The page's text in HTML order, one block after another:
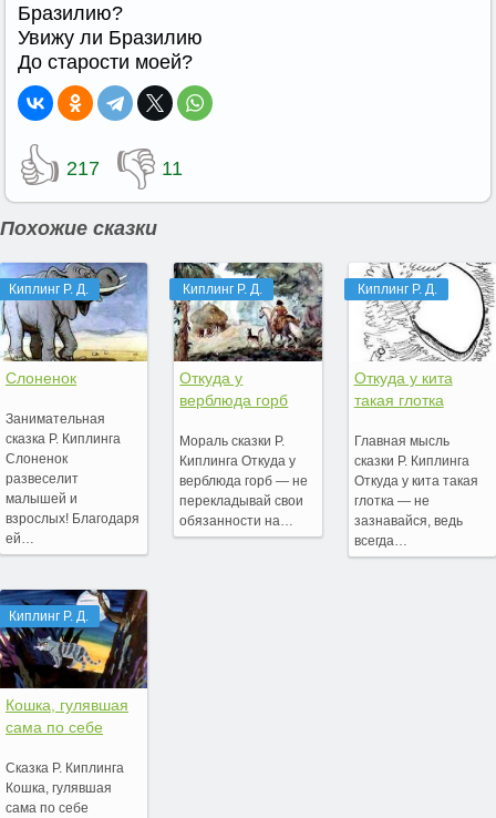
Бразилию?
Увижу ли Бразилию
До старости моей?
👍 217 👎 11
Похожие сказки
Киплинг Р. Д.
Слоненок
Занимательная
сказка Р. Киплинга
Слоненок
развеселит
малышей и
взрослых! Благодаря
ей…
Киплинг Р. Д.
Кошка, гулявшая
сама по себе
Сказка Р. Киплинга
Кошка, гулявшая
сама по себе
Киплинг Р. Д.
Откуда у
верблюда горб
Мораль сказки Р.
Киплинга Откуда у
верблюда горб — не
перекладывай свои
обязанности на…
Киплинг Р. Д.
Откуда у кита
такая глотка
Главная мысль
сказки Р. Киплинга
Откуда у кита такая
глотка — не
зазнавайся, ведь
всегда…